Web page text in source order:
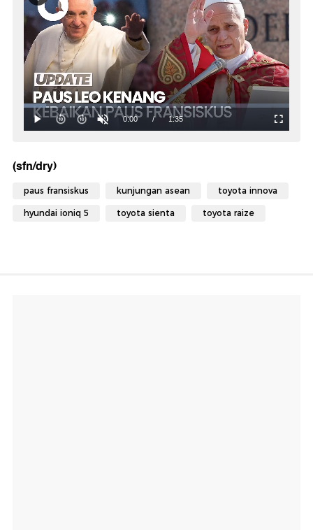
(sfn/dry)
paus fransiskus kunjungan asean toyota innova
hyundai ioniq 5 toyota sienta toyota raize